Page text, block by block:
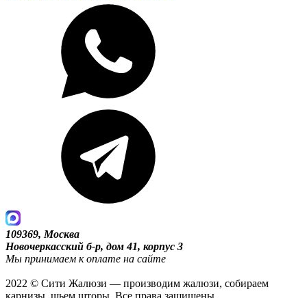
109369, Москва
Новочеркасский б-р, дом 41, корпус 3
Мы принимаем к оплате на сайте
2022 © Сити Жалюзи — производим жалюзи, собираем
карнизы, шьем шторы. Все права защищены.